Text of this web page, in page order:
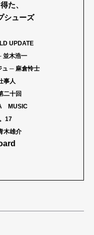
た、
シューズ
UPDATE
並木浩一
ュ ─ 麻倉怜士
事人
二十回
MUSIC
17
木雄介